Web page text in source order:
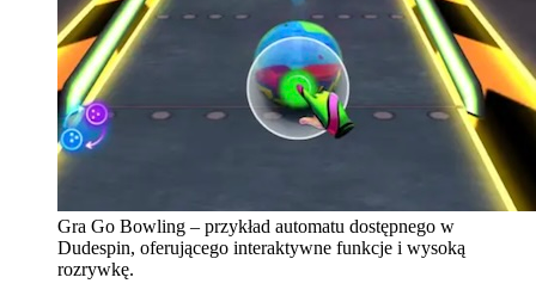
Gra Go Bowling – przykład automatu dostępnego w
Dudespin, oferującego interaktywne funkcje i wysoką
rozrywkę.